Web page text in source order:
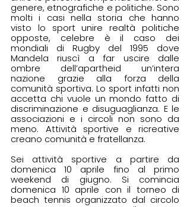
genere, etnografiche e politiche. Sono
molti i casi nella storia che hanno
visto lo sport unire realtà politiche
opposte, celebre è il caso dei
mondiali di Rugby del 1995 dove
Mandela riuscì a far uscire dalle
ombre dell’apartheid un’intera
nazione grazie alla forza della
comunità sportiva. Lo sport infatti non
accetta chi vuole un mondo fatto di
discriminazione e disuguaglianza. E le
associazioni e i circoli non sono da
meno. Attività sportive e ricreative
creano comunità e fratellanza.
Sei attività sportive a partire da
domenica 10 aprile fino al primo
weekend di giugno. Si comincia
domenica 10 aprile con il torneo di
beach tennis organizzato dal circolo